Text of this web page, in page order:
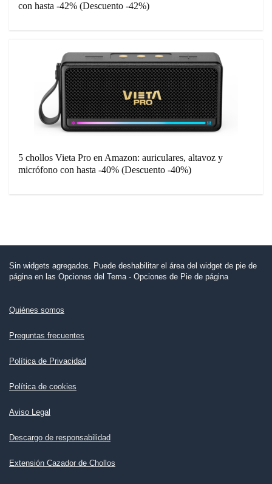
con hasta -42% (Descuento -42%)
5 chollos Vieta Pro en Amazon: auriculares, altavoz y
micrófono con hasta -40% (Descuento -40%)
Sin widgets agregados. Puede deshabilitar el área del widget de pie de
página en las Opciones del Tema - Opciones de Pie de página
Quiénes somos
Preguntas frecuentes
Política de Privacidad
Política de cookies
Aviso Legal
Descargo de responsabilidad
Extensión Cazador de Chollos